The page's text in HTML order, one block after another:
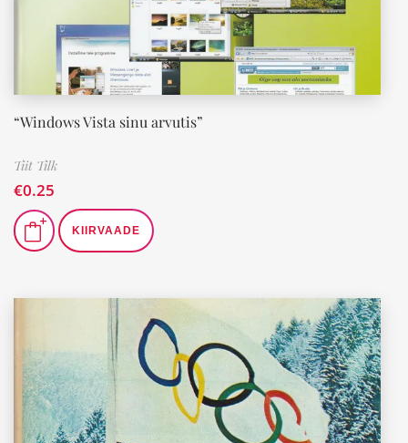
“Windows Vista sinu arvutis”
Tiit Tilk
€0.25
KIIRVAADE